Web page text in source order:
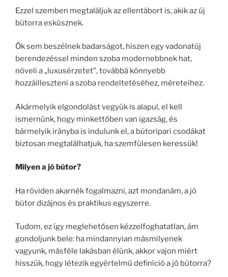
Ezzel szemben megtaláljuk az ellentábort is, akik az új
bútorra esküsznek.
Ők sem beszélnek badarságot, hiszen egy vadonatúj
berendezéssel minden szoba modernebbnek hat,
növeli a „luxusérzetet”, továbbá könnyebb
hozzáilleszteni a szoba rendeltetéséhez, méreteihez.
Akármelyik elgondolást vegyük is alapul, el kell
ismernünk, hogy minkettőben van igazság, és
bármelyik irányba is indulunk el, a bútoripari csodákat
biztosan megtalálhatjuk, ha szemfülesen keressük!
Milyen a jó bútor?
Ha röviden akarnék fogalmazni, azt mondanám, a jó
bútor dizájnos és praktikus egyszerre.
Tudom, ez így meglehetősen kézzelfoghatatlan, ám
gondoljunk bele: ha mindannyian másmilyenek
vagyunk, másféle lakásban élünk, akkor vajon miért
hisszük, hogy létezik egyértelmű definíció a jó bútorra?